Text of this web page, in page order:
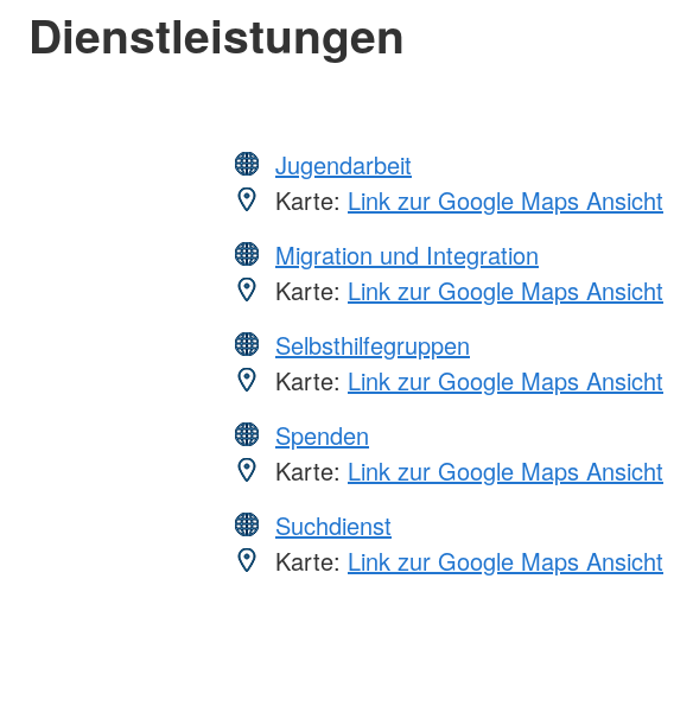
Dienstleistungen
Jugendarbeit
Karte: Link zur Google Maps Ansicht
Migration und Integration
Karte: Link zur Google Maps Ansicht
Selbsthilfegruppen
Karte: Link zur Google Maps Ansicht
Spenden
Karte: Link zur Google Maps Ansicht
Suchdienst
Karte: Link zur Google Maps Ansicht